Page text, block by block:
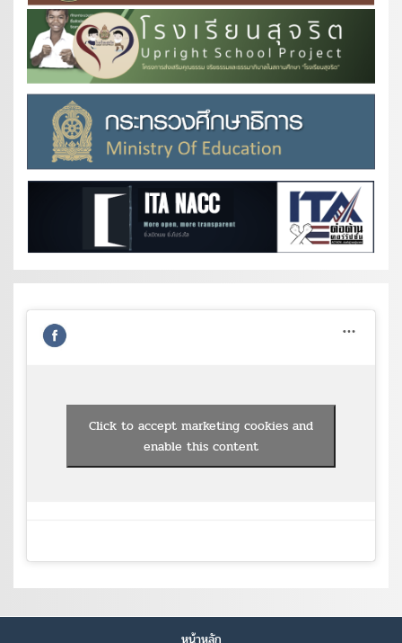
Click to accept marketing cookies and
enable this content